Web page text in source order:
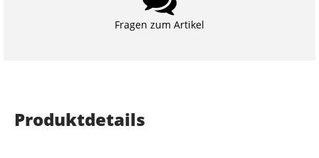
Fragen zum Artikel
Produktdetails